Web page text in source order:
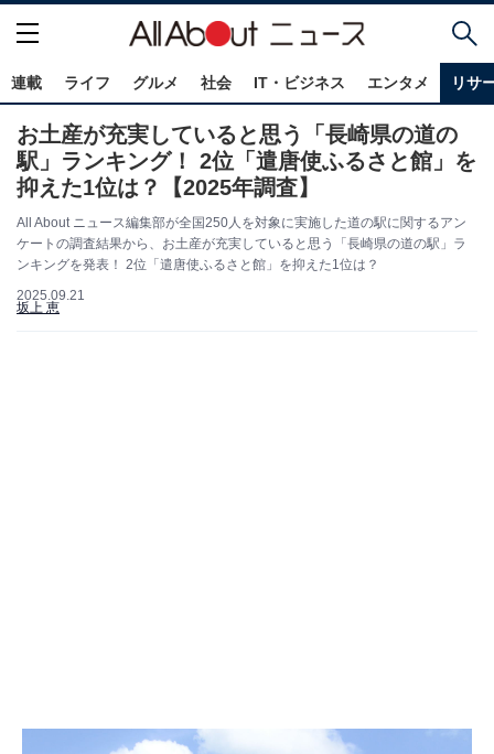
連載 ライフ グルメ 社会 IT・ビジネス エンタメ リサ
お土産が充実していると思う「長崎県の道の
駅」ランキング！ 2位「遣唐使ふるさと館」を
抑えた1位は？【2025年調査】
All About ニュース編集部が全国250人を対象に実施した道の駅に関するアン
ケートの調査結果から、お土産が充実していると思う「長崎県の道の駅」ラ
ンキングを発表！ 2位「遣唐使ふるさと館」を抑えた1位は？
2025.09.21
坂上 恵